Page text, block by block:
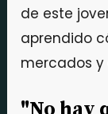
de este
aprendido
mercados y